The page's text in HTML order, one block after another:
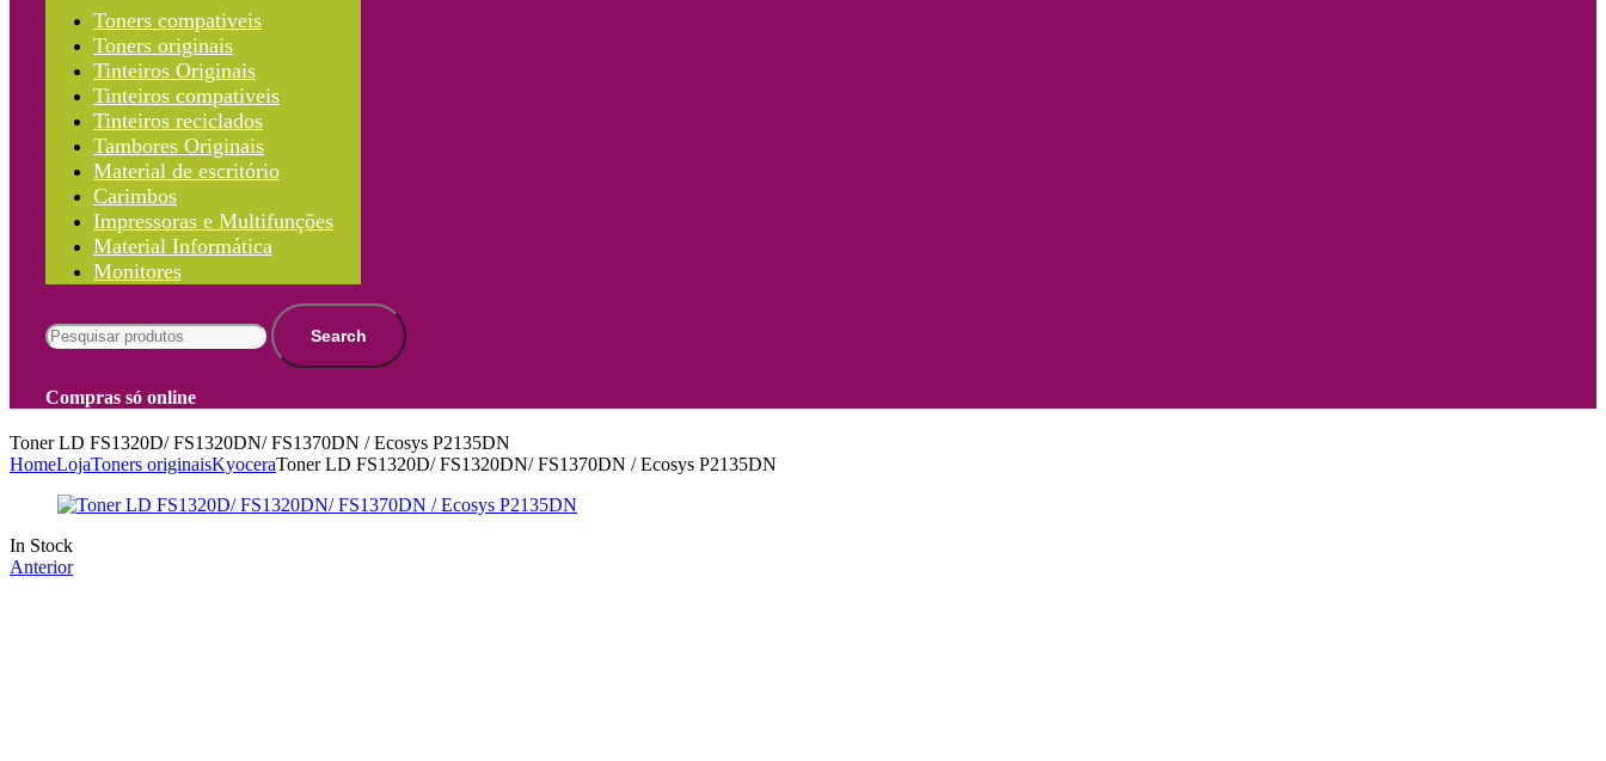
Toners compativeis
Toners originais
Tinteiros Originais
Tinteiros compativeis
Tinteiros reciclados
Tambores Originais
Material de escritório
Carimbos
Impressoras e Multifunções
Material Informática
Monitores
for:
Search
Compras só online
Toner LD FS1320D/ FS1320DN/ FS1370DN / Ecosys P2135DN
HomeLojaToners originaisKyoceraToner LD FS1320D/ FS1320DN/ FS1370DN / Ecosys P2135DN
Availability:
In Stock
Anterior